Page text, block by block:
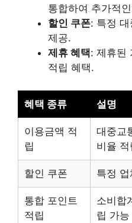
통합하여 추가적
할인 쿠폰: 특정
제공.
제휴 혜택: 제휴된
적립 혜택.
혜택 종류 설명
이용금액 적
립
대중교
비율 적
할인 쿠폰 특정
통합 포인트
적립
소비합
립 가능